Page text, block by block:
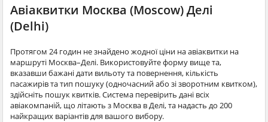
Авіаквитки Москва (Moscow) Делі
(Delhi)
Протягом 24 годин не знайдено жодної ціни на авіаквитки на
маршруті Москва–Делі. Використовуйте форму вище та,
вказавши бажані дати вильоту та повернення, кількість
пасажирів та тип пошуку (одночасний або зі зворотним квитком),
здійсніть пошук квитків. Система перевірить дані всіх
авіакомпаній, що літають з Москва в Делі, та надасть до 200
найкращих варіантів для вашого вибору.